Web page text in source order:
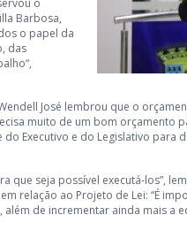
o
Barbosa,
o papel da
das
José lembrou que o
muito de um bom orçamento
Executivo e do Legislativo para
que seja possível executá-los”,
relação ao Projeto de Lei: “É
de incrementar ainda mais a